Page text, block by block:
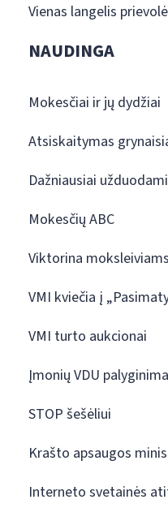
Vienas langelis
NAUDINGA
Mokesčiai ir jų dydžiai
Atsiskaitymas
Dažniausiai
Mokesčių ABC
Viktorina moksleiviams
VMI kviečia į
VMI turto aukcionai
Įmonių VDU
STOP šešėliui
Krašto apsaugos
Interneto svetainės